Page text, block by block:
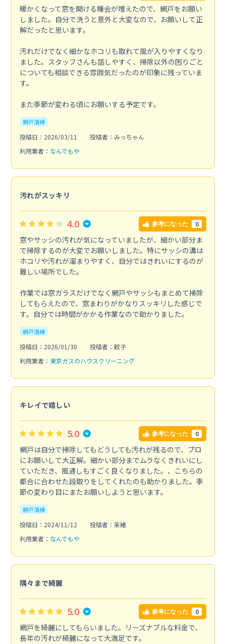
暖かくなって窓を開ける機会が増えたので、網戸をお願い
しました。自分で洗うと意外と大変なので、お願いして正
解だったと思います。
汚れだけでなく細かなホコリも取れて風が入りやすくなり
ました。スタッフさんも話しやすく、掃除以外の困りごと
についても相談できる雰囲気だったのが印象に残っていま
す。
また季節が変わる頃にお願いする予定です。
網戸清掃
投稿日：2026/03/11
投稿者：みっちゃん
利用業者： なんでもや
汚れがスッキリ
4.0 参考になった 0
窓やサッシの汚れが気になっていましたが、細かい部分ま
で掃除するのが大変でお願いしました。特にサッシの溝は
ホコリや汚れが溜まりやすく、自分ではきれいにするのが
難しい場所でした。
作業では窓ガラスだけでなく網戸やサッシもまとめて掃除
してもらえたので、窓まわりがかなりスッキリした感じで
す。自分では時間がかかる作業なので助かりました。
網戸清掃
投稿日：2026/01/30
投稿者：餃子
利用業者： 東京ガスのハウスクリーニング
キレイで嬉しい
5.0 参考になった 0
網戸は自分で掃除してもどうしても汚れが残るので、プロ
にお願いして大正解。細かい部分までムラなくきれいにし
ていただき、風通しもすごく良くなりました。、こちらの
都合に合わせた段取りをしてくれたのも助かりました。季
節の変わり目にまたお願いしようと思います。
網戸清掃
投稿日：2024/11/12
投稿者：茉緒
利用業者： なんでもや
隅々まで綺麗
5.0 参考になった 0
網戸を綺麗にしてもらいました。リーズナブルな料金で、
長年の汚れが綺麗になって大満足です。